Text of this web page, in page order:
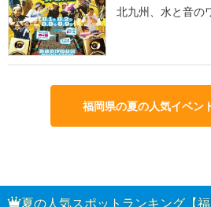
北九州、水と音の
福岡県の夏の人気イベン
夏の人気スポットランキング【福